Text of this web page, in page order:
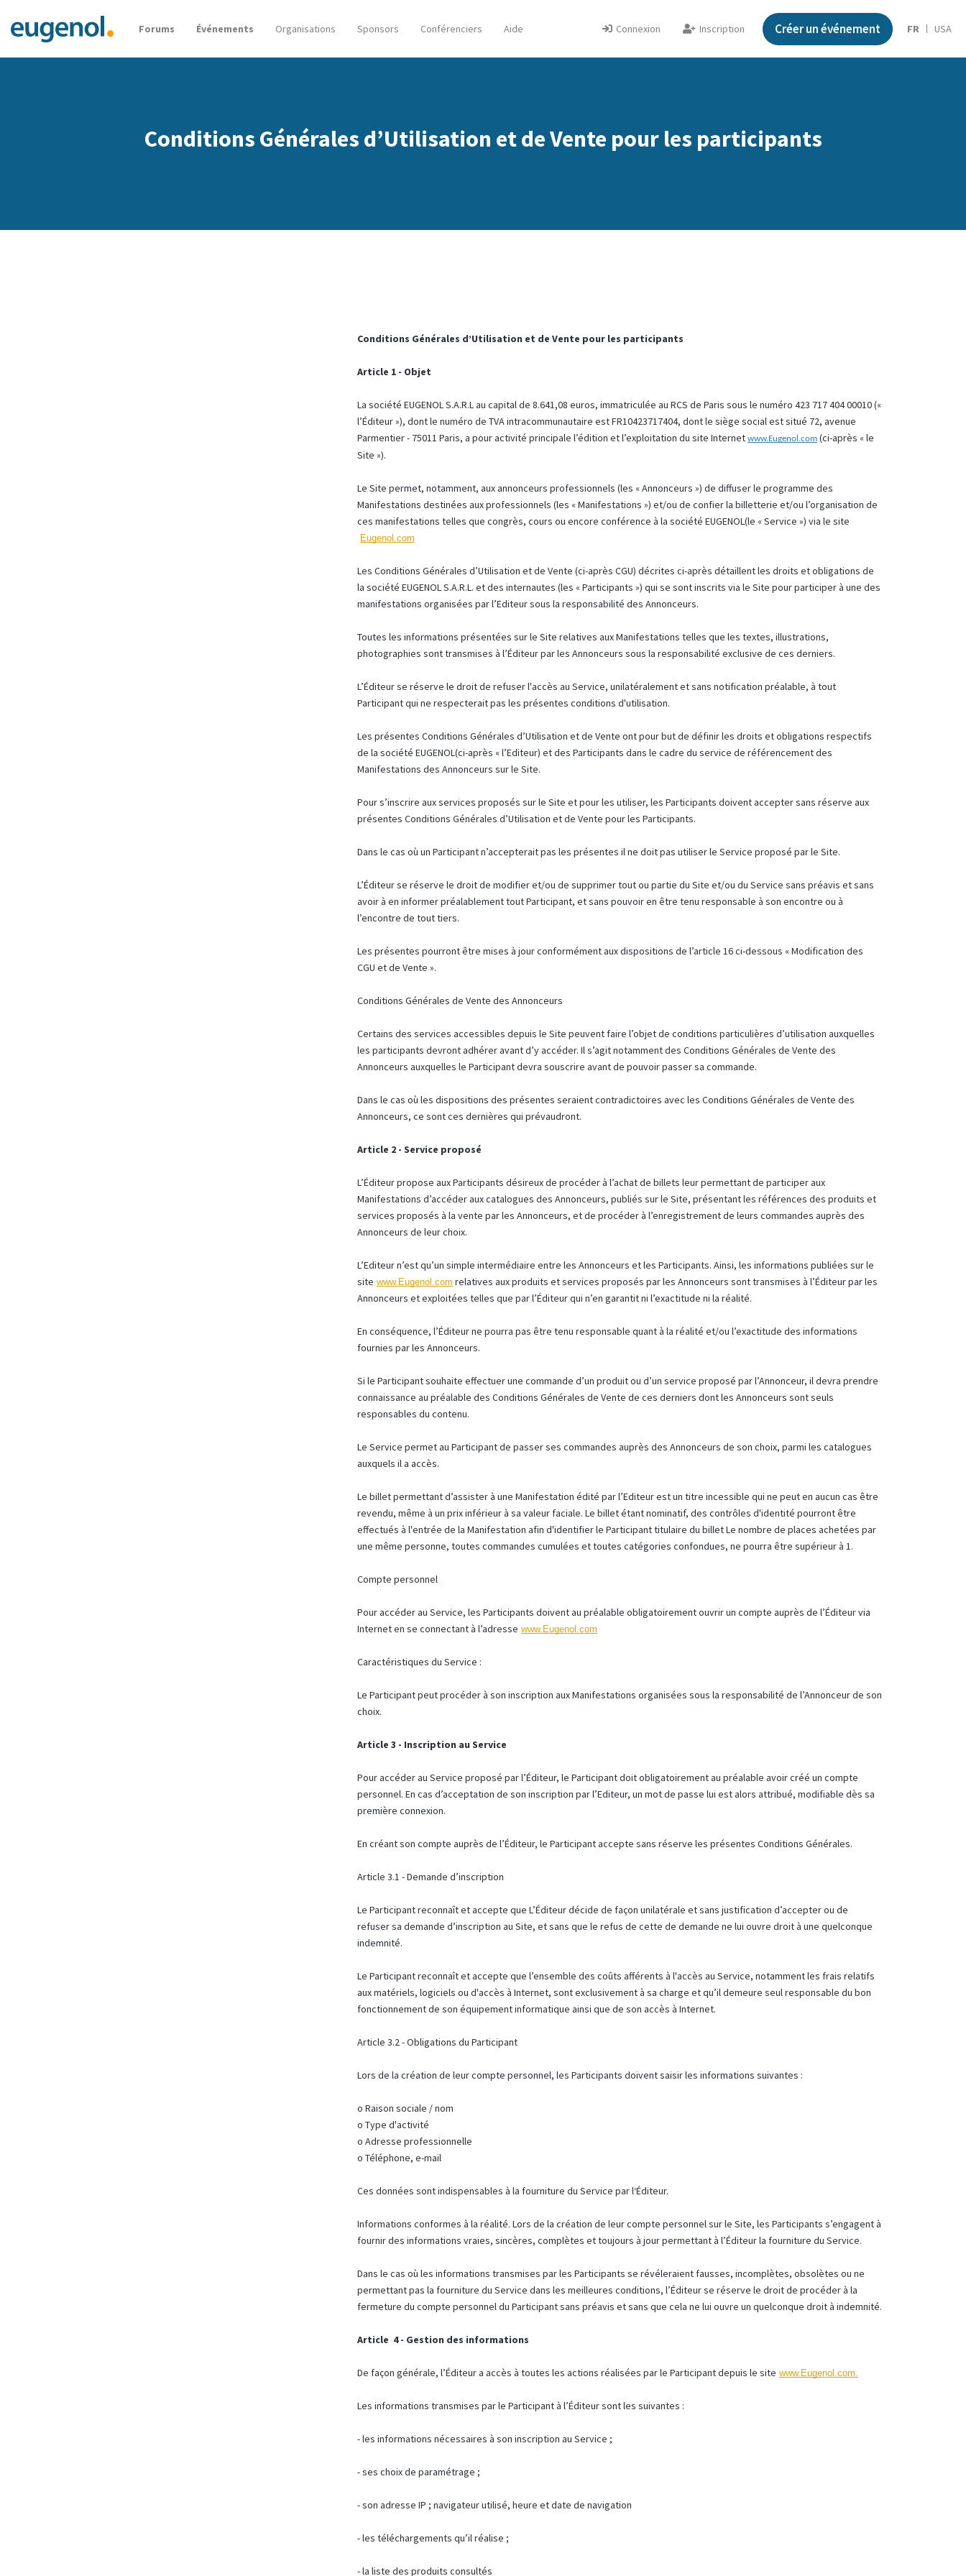
Forums Événements Organisations Sponsors Conférenciers Aide Connexion Inscription Créer un événement FR USA
Conditions Générales d’Utilisation et de Vente pour les participants
Conditions Générales d’Utilisation et de Vente pour les participants
Article 1 - Objet
La société EUGENOL S.A.R.L au capital de 8.641,08 euros, immatriculée au RCS de Paris sous le numéro 423 717 404 00010 («
l’Éditeur »), dont le numéro de TVA intracommunautaire est FR10423717404, dont le siège social est situé 72, avenue
Parmentier - 75011 Paris, a pour activité principale l’édition et l’exploitation du site Internet www.Eugenol.com (ci-après « le
Site »).
Le Site permet, notamment, aux annonceurs professionnels (les « Annonceurs ») de diffuser le programme des
Manifestations destinées aux professionnels (les « Manifestations ») et/ou de confier la billetterie et/ou l’organisation de
ces manifestations telles que congrès, cours ou encore conférence à la société EUGENOL(le « Service ») via le site
Eugenol.com
Les Conditions Générales d’Utilisation et de Vente (ci-après CGU) décrites ci-après détaillent les droits et obligations de
la société EUGENOL S.A.R.L. et des internautes (les « Participants ») qui se sont inscrits via le Site pour participer à une des
manifestations organisées par l’Editeur sous la responsabilité des Annonceurs.
Toutes les informations présentées sur le Site relatives aux Manifestations telles que les textes, illustrations,
photographies sont transmises à l’Éditeur par les Annonceurs sous la responsabilité exclusive de ces derniers.
L’Éditeur se réserve le droit de refuser l'accès au Service, unilatéralement et sans notification préalable, à tout
Participant qui ne respecterait pas les présentes conditions d'utilisation.
Les présentes Conditions Générales d’Utilisation et de Vente ont pour but de définir les droits et obligations respectifs
de la société EUGENOL(ci-après « l’Editeur) et des Participants dans le cadre du service de référencement des
Manifestations des Annonceurs sur le Site.
Pour s’inscrire aux services proposés sur le Site et pour les utiliser, les Participants doivent accepter sans réserve aux
présentes Conditions Générales d’Utilisation et de Vente pour les Participants.
Dans le cas où un Participant n’accepterait pas les présentes il ne doit pas utiliser le Service proposé par le Site.
L’Éditeur se réserve le droit de modifier et/ou de supprimer tout ou partie du Site et/ou du Service sans préavis et sans
avoir à en informer préalablement tout Participant, et sans pouvoir en être tenu responsable à son encontre ou à
l’encontre de tout tiers.
Les présentes pourront être mises à jour conformément aux dispositions de l’article 16 ci-dessous « Modification des
CGU et de Vente ».
Conditions Générales de Vente des Annonceurs
Certains des services accessibles depuis le Site peuvent faire l’objet de conditions particulières d’utilisation auxquelles
les participants devront adhérer avant d’y accéder. Il s’agit notamment des Conditions Générales de Vente des
Annonceurs auxquelles le Participant devra souscrire avant de pouvoir passer sa commande.
Dans le cas où les dispositions des présentes seraient contradictoires avec les Conditions Générales de Vente des
Annonceurs, ce sont ces dernières qui prévaudront.
Article 2 - Service proposé
L’Éditeur propose aux Participants désireux de procéder à l’achat de billets leur permettant de participer aux
Manifestations d’accéder aux catalogues des Annonceurs, publiés sur le Site, présentant les références des produits et
services proposés à la vente par les Annonceurs, et de procéder à l’enregistrement de leurs commandes auprès des
Annonceurs de leur choix.
L’Editeur n’est qu’un simple intermédiaire entre les Annonceurs et les Participants. Ainsi, les informations publiées sur le
site www.Eugenol.com relatives aux produits et services proposés par les Annonceurs sont transmises à l’Éditeur par les
Annonceurs et exploitées telles que par l’Éditeur qui n’en garantit ni l’exactitude ni la réalité.
En conséquence, l’Éditeur ne pourra pas être tenu responsable quant à la réalité et/ou l’exactitude des informations
fournies par les Annonceurs.
Si le Participant souhaite effectuer une commande d’un produit ou d’un service proposé par l’Annonceur, il devra prendre
connaissance au préalable des Conditions Générales de Vente de ces derniers dont les Annonceurs sont seuls
responsables du contenu.
Le Service permet au Participant de passer ses commandes auprès des Annonceurs de son choix, parmi les catalogues
auxquels il a accès.
Le billet permettant d’assister à une Manifestation édité par l’Editeur est un titre incessible qui ne peut en aucun cas être
revendu, même à un prix inférieur à sa valeur faciale. Le billet étant nominatif, des contrôles d'identité pourront être
effectués à l'entrée de la Manifestation afin d'identifier le Participant titulaire du billet Le nombre de places achetées par
une même personne, toutes commandes cumulées et toutes catégories confondues, ne pourra être supérieur à 1.
Compte personnel
Pour accéder au Service, les Participants doivent au préalable obligatoirement ouvrir un compte auprès de l’Éditeur via
Internet en se connectant à l’adresse www.Eugenol.com
Caractéristiques du Service :
Le Participant peut procéder à son inscription aux Manifestations organisées sous la responsabilité de l’Annonceur de son
choix.
Article 3 - Inscription au Service
Pour accéder au Service proposé par l’Éditeur, le Participant doit obligatoirement au préalable avoir créé un compte
personnel. En cas d’acceptation de son inscription par l’Editeur, un mot de passe lui est alors attribué, modifiable dès sa
première connexion.
En créant son compte auprès de l’Éditeur, le Participant accepte sans réserve les présentes Conditions Générales.
Article 3.1 - Demande d’inscription
Le Participant reconnaît et accepte que L’Éditeur décide de façon unilatérale et sans justification d’accepter ou de
refuser sa demande d’inscription au Site, et sans que le refus de cette de demande ne lui ouvre droit à une quelconque
indemnité.
Le Participant reconnaît et accepte que l’ensemble des coûts afférents à l'accès au Service, notamment les frais relatifs
aux matériels, logiciels ou d'accès à Internet, sont exclusivement à sa charge et qu’il demeure seul responsable du bon
fonctionnement de son équipement informatique ainsi que de son accès à Internet.
Article 3.2 - Obligations du Participant
Lors de la création de leur compte personnel, les Participants doivent saisir les informations suivantes :
o Raison sociale / nom
o Type d'activité
o Adresse professionnelle
o Téléphone, e-mail
Ces données sont indispensables à la fourniture du Service par l‘Éditeur.
Informations conformes à la réalité. Lors de la création de leur compte personnel sur le Site, les Participants s’engagent à
fournir des informations vraies, sincères, complètes et toujours à jour permettant à l’Éditeur la fourniture du Service.
Dans le cas où les informations transmises par les Participants se révéleraient fausses, incomplètes, obsolètes ou ne
permettant pas la fourniture du Service dans les meilleures conditions, l’Éditeur se réserve le droit de procéder à la
fermeture du compte personnel du Participant sans préavis et sans que cela ne lui ouvre un quelconque droit à indemnité.
Article 4 - Gestion des informations
De façon générale, l’Éditeur a accès à toutes les actions réalisées par le Participant depuis le site www.Eugenol.com.
Les informations transmises par le Participant à l’Éditeur sont les suivantes :
- les informations nécessaires à son inscription au Service ;
- ses choix de paramétrage ;
- son adresse IP ; navigateur utilisé, heure et date de navigation
- les téléchargements qu’il réalise ;
- la liste des produits consultés